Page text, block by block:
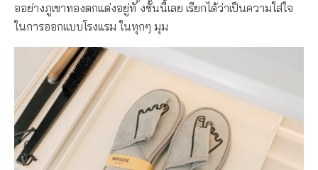
ออย่างภูเขาทองตกแต่งอยู่ทั ้งชั้นนี้เลย เรียกได้ว่าเป็นความใส่ใจ
ในการออกแบบโรงแรม ในทุกๆ มุม